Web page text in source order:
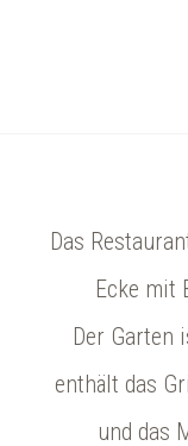
Das
Ecke mit
Der Garten
enthält das
und das